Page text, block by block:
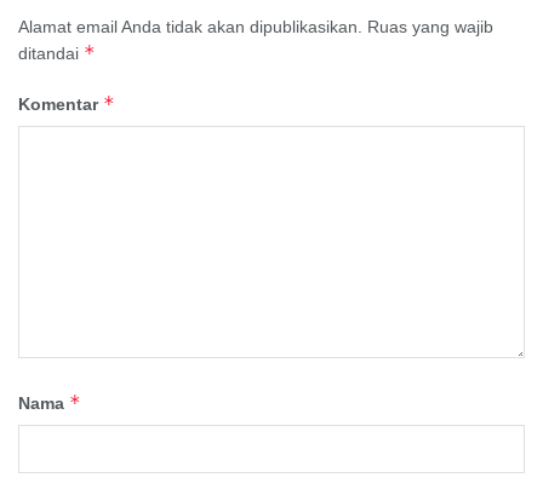
Alamat email Anda tidak akan dipublikasikan. Ruas yang wajib
ditandai *
Komentar *
Nama *